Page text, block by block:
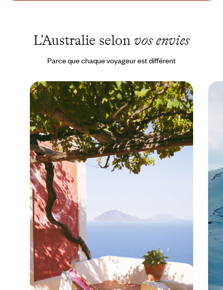
L'Australie selon vos envies
Parce que chaque voyageur est différent